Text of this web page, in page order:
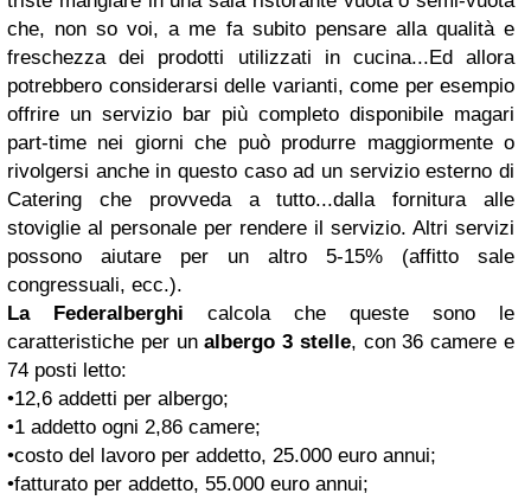
che, non so voi, a me fa subito pensare alla qualità e
freschezza dei prodotti utilizzati in cucina...Ed allora
potrebbero considerarsi delle varianti, come per esempio
offrire un servizio bar più completo disponibile magari
part-time nei giorni che può produrre maggiormente o
rivolgersi anche in questo caso ad un servizio esterno di
Catering che provveda a tutto...dalla fornitura alle
stoviglie al personale per rendere il servizio. Altri servizi
possono aiutare per un altro 5-15% (affitto sale
congressuali, ecc.).
La Federalberghi calcola che queste sono le
caratteristiche per unalbergo 3 stelle, con 36 camere e
74 posti letto:
•12,6 addetti per albergo;
•1 addetto ogni 2,86 camere;
•costo del lavoro per addetto, 25.000 euro annui;
•fatturato per addetto, 55.000 euro annui;